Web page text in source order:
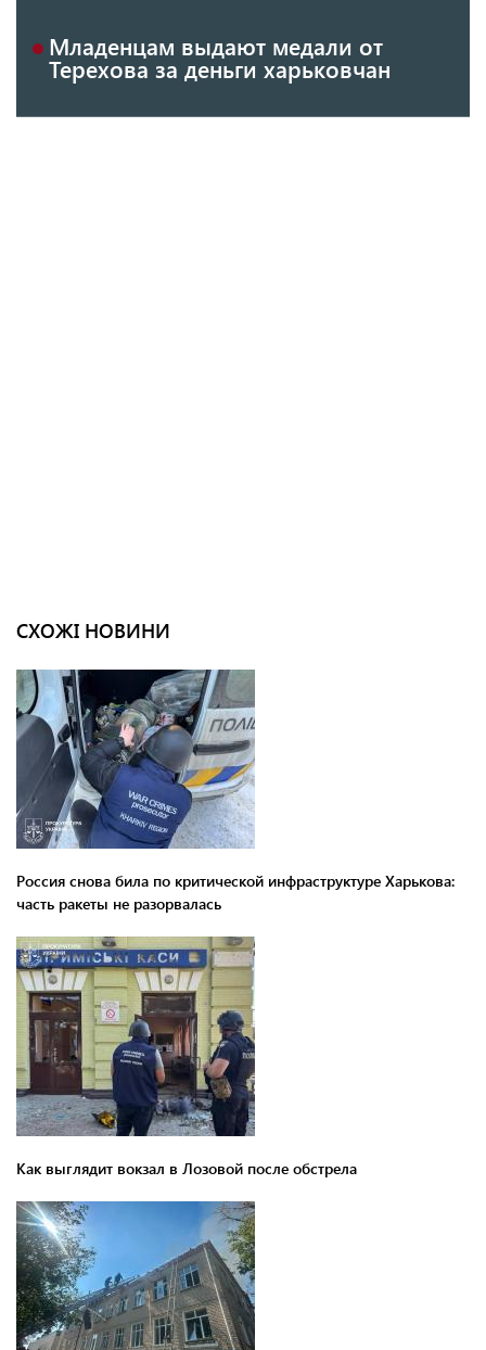
Младенцам выдают медали от
Терехова за деньги харьковчан
СХОЖІ НОВИНИ
Россия снова била по критической инфраструктуре Харькова:
часть ракеты не разорвалась
Как выглядит вокзал в Лозовой после обстрела